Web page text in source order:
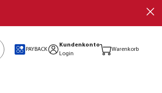
PAYBACK
Kundenkonto
Login
Warenkorb